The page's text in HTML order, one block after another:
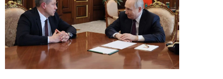
Электронные почты редакции:
Информационный отдел
info@business-magazine.online
Отдел рекламы
reklama@business-magazine.online